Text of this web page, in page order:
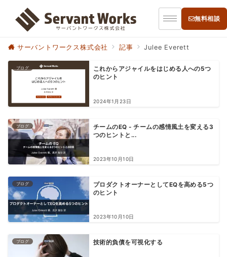
無料相談
サーバントワークス株式会社 記事 Julee Everett
ブログ
これからアジャイルをはじめる人への5つ
のヒント
2024年1月23日
ブログ
チームのEQ - チームの感情風土を変える3
つのヒントと...
2023年10月10日
ブログ
プロダクトオーナーとしてEQを高める5つ
のヒント
2023年10月10日
ブログ 技術的負債を可視化する